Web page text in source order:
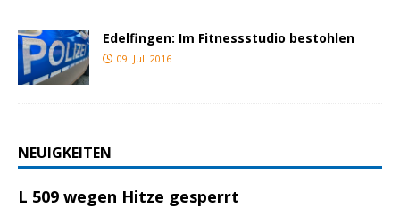
Edelfingen: Im Fitnessstudio bestohlen
09. Juli 2016
NEUIGKEITEN
L 509 wegen Hitze gesperrt